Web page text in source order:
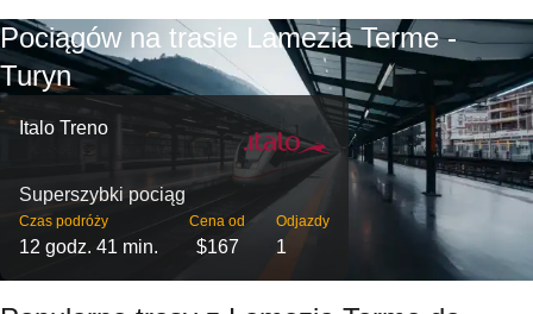
Pociągów na trasie Lamezia Terme -
Turyn
Italo Treno
Superszybki pociąg
Czas podróży
12 godz. 41 min.
Cena od
$167
Odjazdy
1